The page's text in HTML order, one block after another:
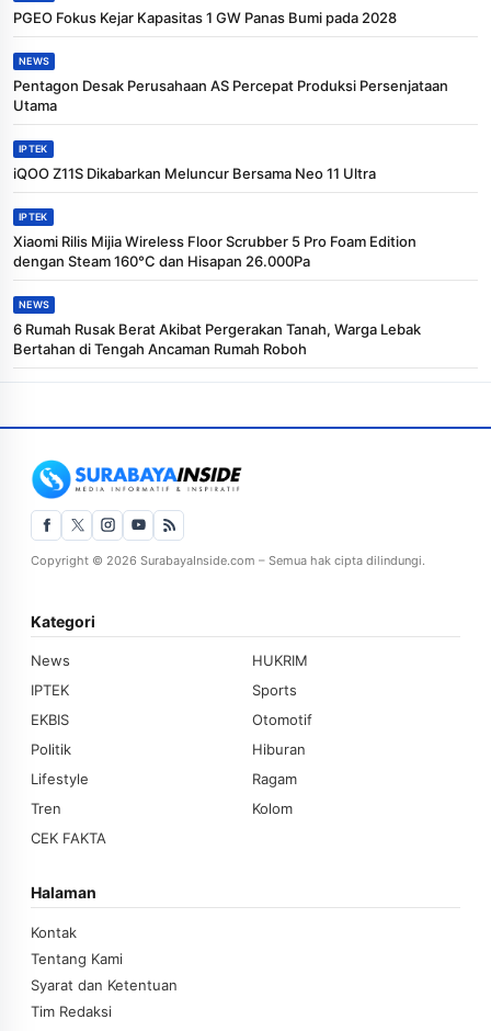
PGEO Fokus Kejar Kapasitas 1 GW Panas Bumi pada 2028
NEWS
Pentagon Desak Perusahaan AS Percepat Produksi Persenjataan
Utama
IPTEK
iQOO Z11S Dikabarkan Meluncur Bersama Neo 11 Ultra
IPTEK
Xiaomi Rilis Mijia Wireless Floor Scrubber 5 Pro Foam Edition
dengan Steam 160°C dan Hisapan 26.000Pa
NEWS
6 Rumah Rusak Berat Akibat Pergerakan Tanah, Warga Lebak
Bertahan di Tengah Ancaman Rumah Roboh
Copyright © 2026 SurabayaInside.com – Semua hak cipta dilindungi.
Kategori
News
HUKRIM
IPTEK
Sports
EKBIS
Otomotif
Politik
Hiburan
Lifestyle
Ragam
Tren
Kolom
CEK FAKTA
Halaman
Kontak
Tentang Kami
Syarat dan Ketentuan
Tim Redaksi